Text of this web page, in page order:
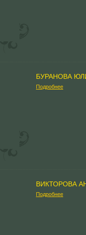
БУРАНОВА
Подробнее
ВИКТОРОВА
Подробнее